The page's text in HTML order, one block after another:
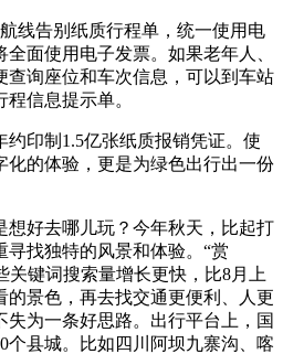
告别纸质行程单，统一使用电
面使用电子发票。如果老年人、
查询座位和车次信息，可以到车站
信息提示单。
印制1.5亿张纸质报销凭证。使
化的体验，更是为绿色出行出一份
好去哪儿玩？今年秋天，比起打
找独特的风景和体验。“赏
关键词搜索量增长更快，比8月上
的景色，再去找交通更便利、人更
失为一条好思路。出行平台上，国
个县城。比如四川阿坝九寨沟、喀